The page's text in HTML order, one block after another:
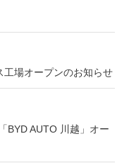
工場オープンのお知らせ
BYD AUTO 川越」オー